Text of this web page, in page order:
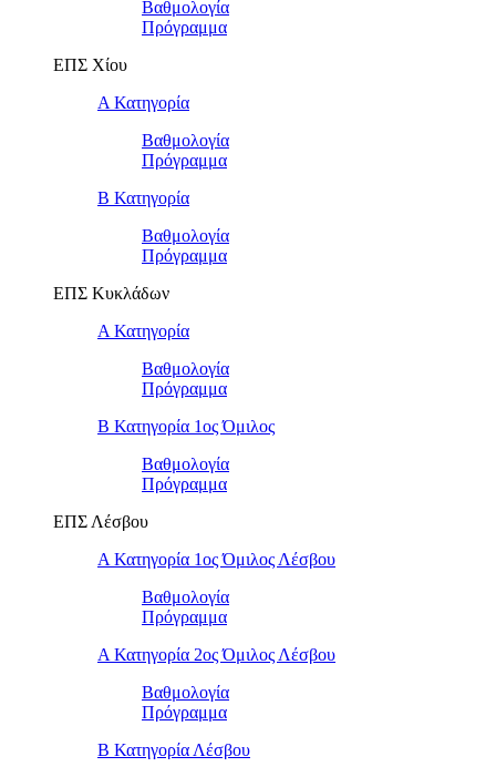
Βαθμολογία
Πρόγραμμα
ΕΠΣ Χίου
Α Κατηγορία
Βαθμολογία
Πρόγραμμα
Β Κατηγορία
Βαθμολογία
Πρόγραμμα
ΕΠΣ Κυκλάδων
Α Κατηγορία
Βαθμολογία
Πρόγραμμα
Β Κατηγορία 1ος Όμιλος
Βαθμολογία
Πρόγραμμα
ΕΠΣ Λέσβου
Α Κατηγορία 1ος Όμιλος Λέσβου
Βαθμολογία
Πρόγραμμα
Α Κατηγορία 2ος Όμιλος Λέσβου
Βαθμολογία
Πρόγραμμα
B Κατηγορία Λέσβου